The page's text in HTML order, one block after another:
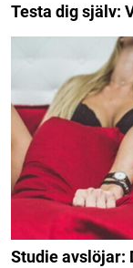
Testa dig själv:
Studie avslöjar: